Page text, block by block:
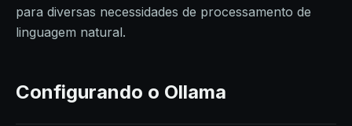
para diversas necessidades de processamento de
linguagem natural.
Configurando o Ollama